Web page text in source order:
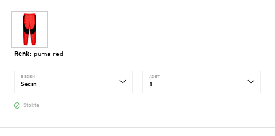
Renk: puma red
BEDEN ADET
Stokta